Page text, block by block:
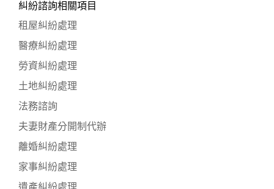
糾紛諮詢相關項目
租屋糾紛處理
醫療糾紛處理
勞資糾紛處理
土地糾紛處理
法務諮詢
夫妻財產分開制代辦
離婚糾紛處理
家事糾紛處理
遺產糾紛處理